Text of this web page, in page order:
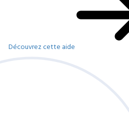
Découvrez cette aide